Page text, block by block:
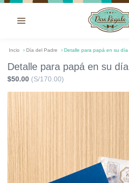
Incio › Día del Padre › Detalle para papá en su día
Detalle para papá en su día
$50.00 (S/170.00)